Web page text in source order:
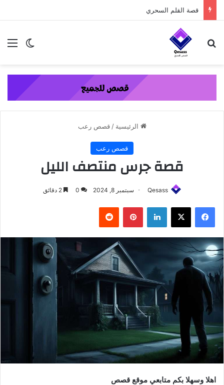
content
قصة القلم السحري
الوضع بحث عن
الرئيسية / قصص رعب
قصص رعب
قصة جرس منتصف الليل
Qesass سبتمبر 8, 2024 0
فيسبوك ‫X لينكدإن بينتيريست
اهلا وسهلا بكم متابعي موقع قصص